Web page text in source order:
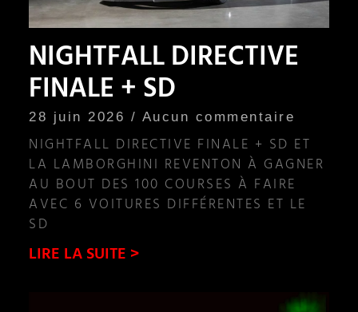
NIGHTFALL DIRECTIVE
FINALE + SD
28 juin 2026 Aucun commentaire
NIGHTFALL DIRECTIVE FINALE + SD ET
LA LAMBORGHINI REVENTON À GAGNER
AU BOUT DES 100 COURSES À FAIRE
AVEC 6 VOITURES DIFFÉRENTES ET LE
SD
LIRE LA SUITE >